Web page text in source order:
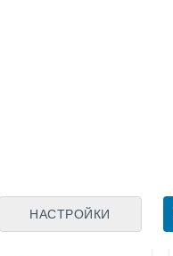
НАСТРОЙКИ